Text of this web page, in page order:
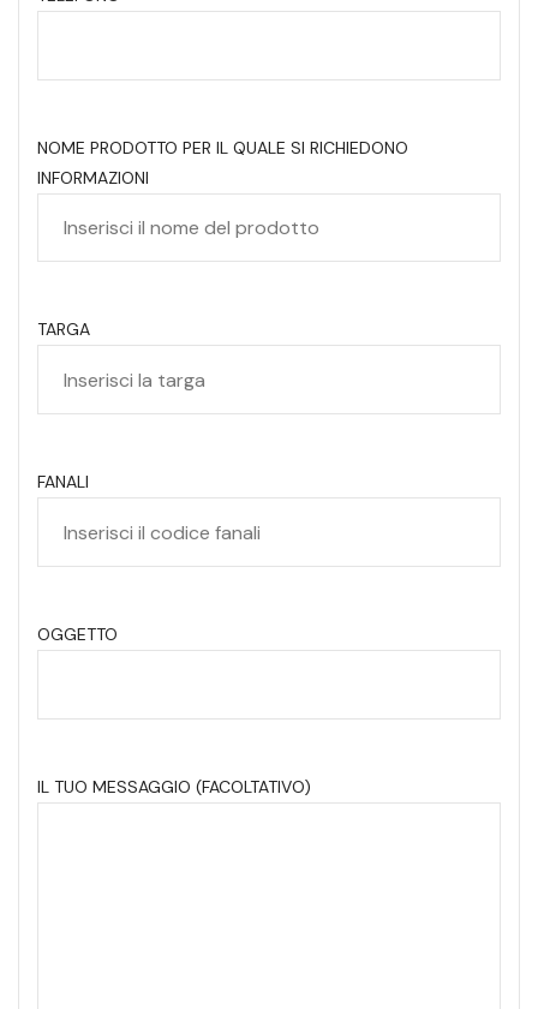
NOME PRODOTTO PER IL QUALE SI RICHIEDONO
INFORMAZIONI
TARGA
FANALI
OGGETTO
IL TUO MESSAGGIO (FACOLTATIVO)